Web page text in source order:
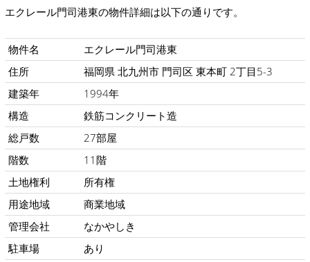
エクレール門司港東の物件詳細は以下の通りです。
物件名
エクレール門司港東
住所
福岡県 北九州市 門司区 東本町 2丁目5-3
建築年
1994年
構造
鉄筋コンクリート造
総戸数
27部屋
階数
11階
土地権利
所有権
用途地域
商業地域
管理会社
なかやしき
駐車場
あり